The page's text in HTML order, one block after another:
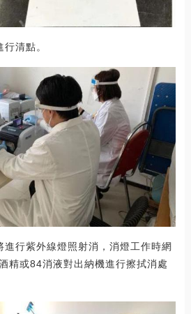
清點。
行紫外線燈照射消，消燈工作時網
精或84消液對出納機進行擦拭消處